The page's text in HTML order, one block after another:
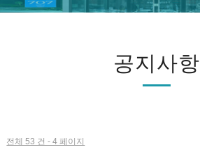
공지사항
전체 53 건 - 4 페이지